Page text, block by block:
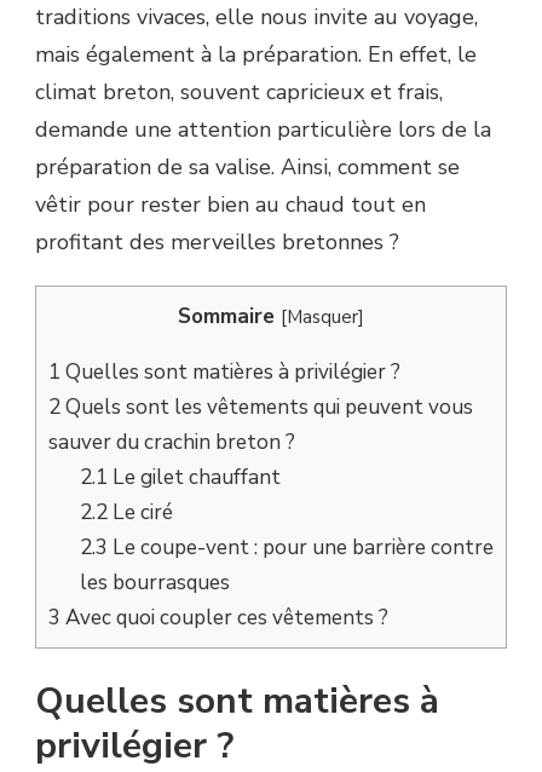
traditions vivaces, elle nous invite au voyage,
mais également à la préparation. En effet, le
climat breton, souvent capricieux et frais,
demande une attention particulière lors de la
préparation de sa valise. Ainsi, comment se
vêtir pour rester bien au chaud tout en
profitant des merveilles bretonnes ?
Sommaire [Masquer]
1 Quelles sont matières à privilégier ?
2Quels sont les vêtements qui peuvent vous
sauver du crachin breton ?
2.1 Le gilet chauffant
2.2Le ciré
2.3 Le coupe-vent : pour une barrière contre
les bourrasques
3 Avec quoi coupler ces vêtements ?
Quelles sont matières à
privilégier ?